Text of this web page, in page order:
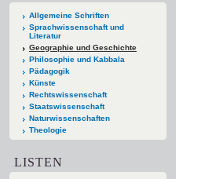
Allgemeine Schriften
Sprachwissenschaft und
Literatur
Geographie und Geschichte
Philosophie und Kabbala
Pädagogik
Künste
Rechtswissenschaft
Staatswissenschaft
Naturwissenschaften
Theologie
LISTEN